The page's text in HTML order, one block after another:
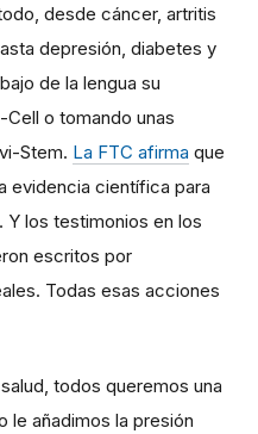
desde cáncer, artritis
depresión, diabetes y
de la lengua su
o tomando unas
Stem. La FTC afirma que
evidencia científica para
los testimonios en los
escritos por
Todas esas acciones
todos queremos una
le añadimos la presión